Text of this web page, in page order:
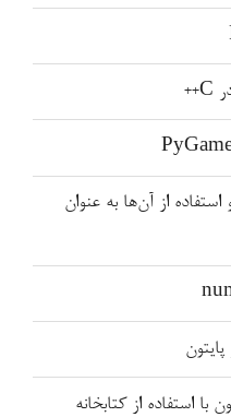
از آن‌ها به عنوان
با استفاده از کتابخانه